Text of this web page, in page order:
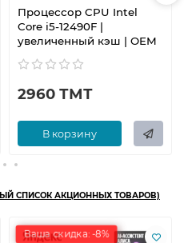
Процессор CPU Intel
Core i5-12490F |
увеличенный кэш | OEM
2960 ТМТ
В корзину
СПИСОК АКЦИОННЫХ ТОВАРОВ)
Ваша скидка: -8%